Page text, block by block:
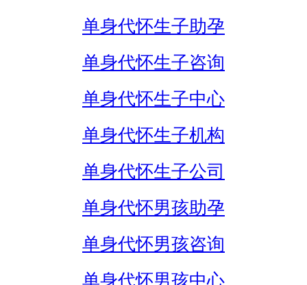
单身代怀生子助孕
单身代怀生子咨询
单身代怀生子中心
单身代怀生子机构
单身代怀生子公司
单身代怀男孩助孕
单身代怀男孩咨询
单身代怀男孩中心